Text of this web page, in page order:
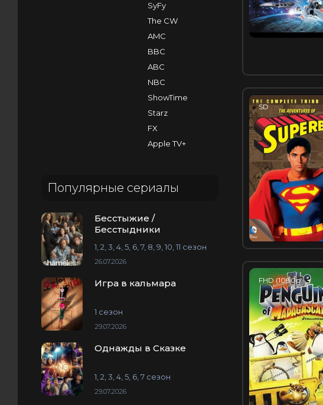
SyFy
The CW
AMC
BBC
ABC
NBC
ShowTime
Starz
FX
Apple TV+
Популярные сериалы
Бесстыжие /
Бесстыдники
1, 2, 3, 4, 5, 6, 7, 8, 9, 10, 11 сезон
26.07.2026
Игра в кальмара
1 сезон
29.07.2026
Однажды в Сказке
1, 2, 3, 4, 5, 6, 7 сезон
29.07.2026
SD
FHD (1080p)